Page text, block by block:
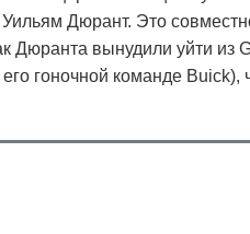
Дюрант. Это
Дюранта вынудили уйти
гоночной команде Buick),